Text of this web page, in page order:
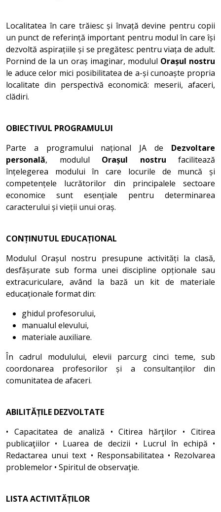
Localitatea în care trăiesc și învață devine pentru copii
un punct de referință important pentru modul în care își
dezvoltă aspirațiile și se pregătesc pentru viața de adult.
Pornind de la un oraș imaginar, modulul Orașul nostru
le aduce celor mici posibilitatea de a-și cunoaște propria
localitate din perspectivă economică: meserii, afaceri,
clădiri.
OBIECTIVUL PROGRAMULUI
Parte a programului național JA de Dezvoltare
personală, modulul Orașul nostru facilitează
înțelegerea modului în care locurile de muncă și
competențele lucrătorilor din principalele sectoare
economice sunt esențiale pentru determinarea
caracterului și vieții unui oraș.
CONȚINUTUL EDUCAȚIONAL
Modulul Orașul nostru presupune activități la clasă,
desfășurate sub forma unei discipline opționale sau
extracuriculare, având la bază un kit de materiale
educaționale format din:
ghidul profesorului,
manualul elevului,
materiale auxiliare.
În cadrul modulului, elevii parcurg cinci teme, sub
coordonarea profesorilor și a consultanților din
comunitatea de afaceri.
ABILITĂȚILE DEZVOLTATE
• Capacitatea de analiză • Citirea hărţilor • Citirea
publicaţiilor • Luarea de decizii • Lucrul în echipă •
Redactarea unui text • Responsabilitatea • Rezolvarea
problemelor • Spiritul de observaţie.
LISTA ACTIVITĂȚILOR